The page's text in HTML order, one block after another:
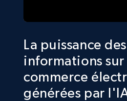
La puissance des
informations sur
commerce
générées par